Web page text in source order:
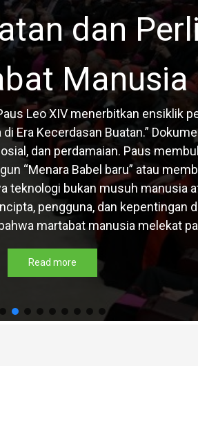
dan
Manusia
Leo XIV menerbitkan ensiklik
Era Kecerdasan Buatan.”
dan perdamaian. Paus
“Menara Babel baru” atau
teknologi bukan musuh manusia
pengguna, dan kepentingan
martabat manusia melekat
Read more